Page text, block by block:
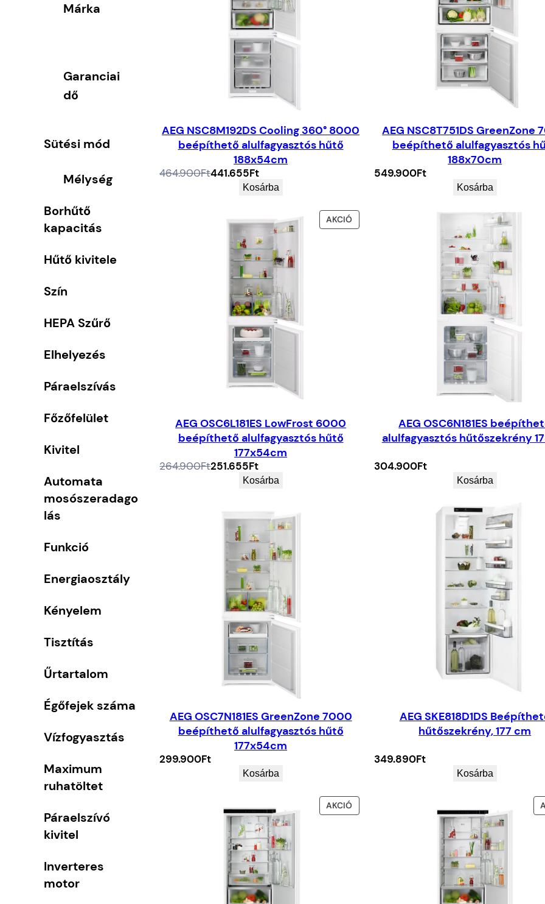
Márka
Garanciai
dő
Sütési mód
Mélység
Borhűtő
kapacitás
Hűtő kivitele
Szín
HEPA Szűrő
Elhelyezés
Páraelszívás
Főzőfelület
Kivitel
Automata
mosószeradago
lás
Funkció
Energiaosztály
Kényelem
Tisztítás
Űrtartalom
Égőfejek száma
Vízfogyasztás
Maximum
ruhatöltet
Páraelszívó
kivitel
Inverteres
motor
AEG NSC8M192DS Cooling 360° 8000
beépíthető alulfagyasztós hűtő
188x54cm
464.900Ft
Az
441.655Ft
A
Kosárba
AEG NSC8T751DS GreenZone
beépíthető alulfagyasztós
188x70cm
549.900Ft
Kosárba
AKCIÓAKCIÓS
TERMÉK
AEG OSC6L181ES LowFrost 6000
beépíthető alulfagyasztós hűtő
177x54cm
264.900Ft
Az
251.655Ft
A
Kosárba
AEG OSC6N181ES
alulfagyasztós hűtőszekrény
304.900Ft
Kosárba
AEG OSC7N181ES GreenZone 7000
beépíthető alulfagyasztós hűtő
177x54cm
299.900Ft
Kosárba
AEG SKE818D1DS
hűtőszekrény, 177 cm
349.890Ft
Kosárba
AKCIÓAKCIÓS
TERMÉK